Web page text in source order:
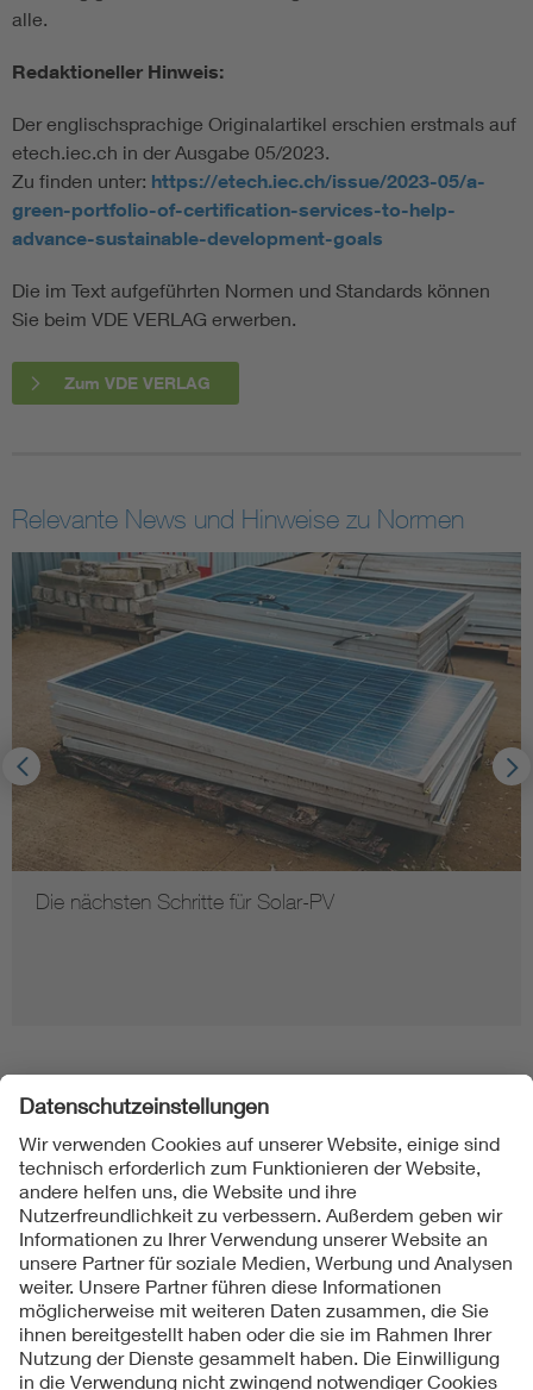
alle.
Redaktioneller Hinweis:
Der englischsprachige Originalartikel erschien erstmals auf
etech.iec.ch in der Ausgabe 05/2023.
Zu finden unter: https://etech.iec.ch/issue/2023-05/a-
green-portfolio-of-certification-services-to-help-
advance-sustainable-development-goals
Die im Text aufgeführten Normen und Standards können
Sie beim VDE VERLAG erwerben.
Zum VDE VERLAG
Relevante News und Hinweise zu Normen
Die nächsten Schritte für Solar-PV
Folgen Sie uns
Kontakt